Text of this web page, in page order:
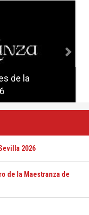
de la
en
2026
de la Maestranza de